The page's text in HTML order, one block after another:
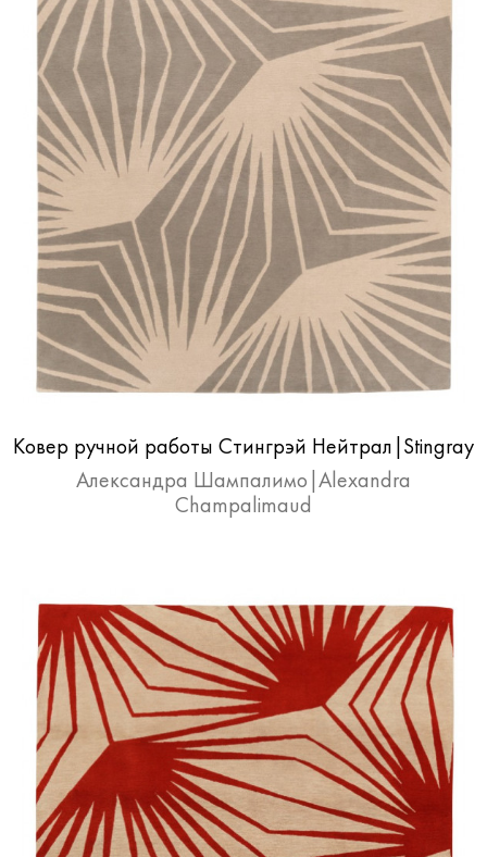
Ковер ручной работы Стингрэй Нейтрал|Stingray
Neutral
Александра Шампалимо|Alexandra
Champalimaud